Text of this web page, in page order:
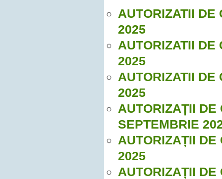
AUTORIZATII DE
2025
AUTORIZATII DE
2025
AUTORIZATII DE
2025
AUTORIZAȚII DE
SEPTEMBRIE
AUTORIZAȚII DE
2025
AUTORIZAȚII DE